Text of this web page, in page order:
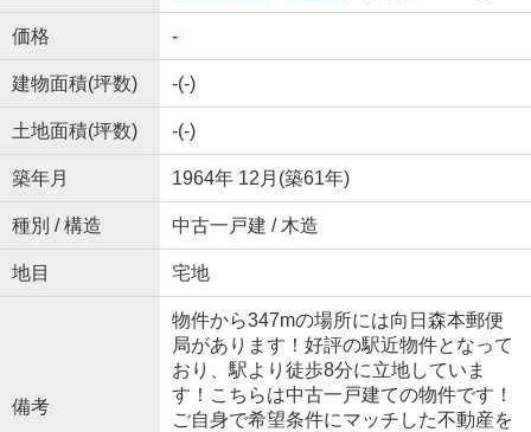
価格 -
建物面積(坪数) -(-)
土地面積(坪数) -(-)
築年月 1964年 12月(築61年)
種別 / 構造 中古一戸建 / 木造
地目 宅地
備考
物件から347mの場所には向日森本郵便
局があります！好評の駅近物件となって
おり、駅より徒歩8分に立地していま
す！こちらは中古一戸建ての物件です！
ご自身で希望条件にマッチした不動産を